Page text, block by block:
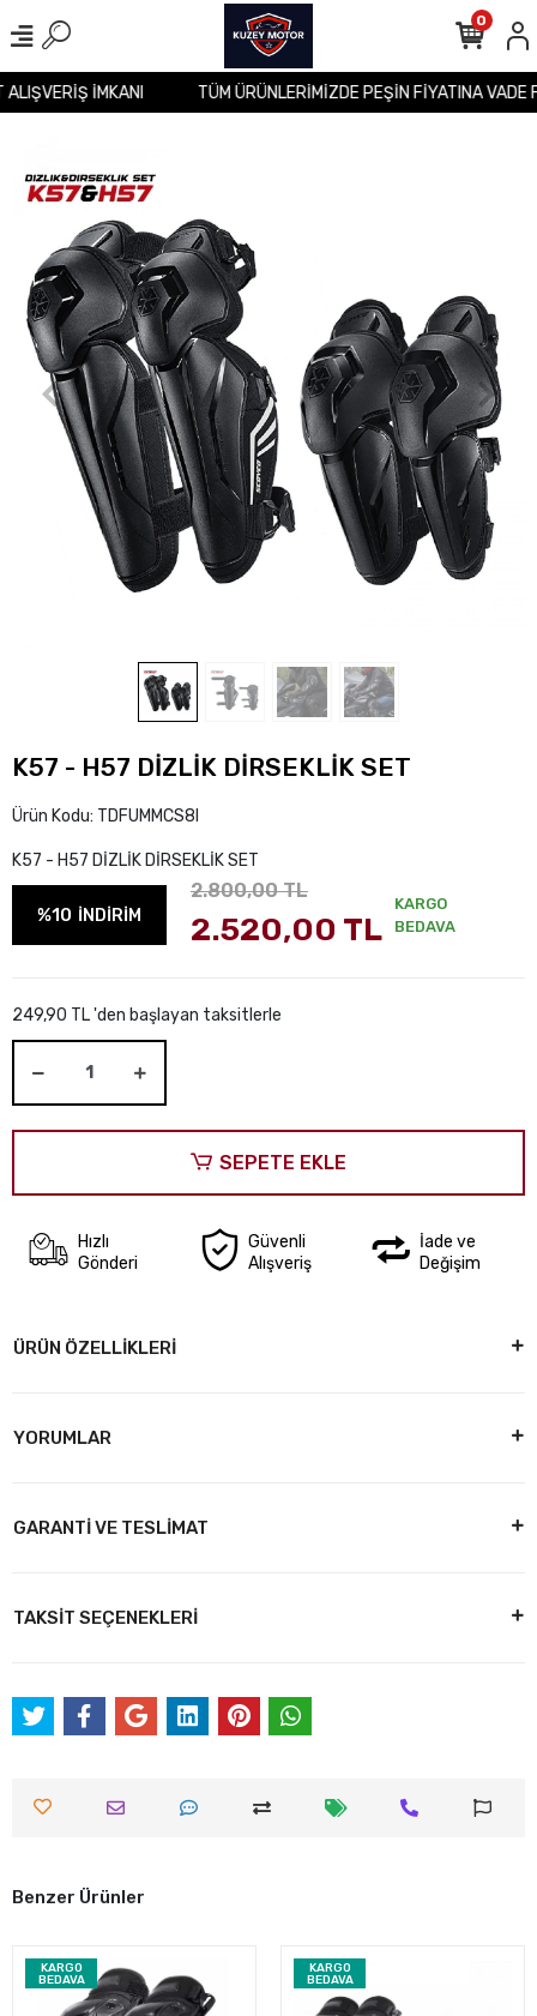
ALIŞVERİŞ İMKANI TÜM ÜRÜNLERİMİZDE PEŞİN FİYATINA
0
K57 - H57 DİZLİK DİRSEKLİK SET
Ürün Kodu: TDFUMMCS8I
K57 - H57 DİZLİK DİRSEKLİK SET
%10 İNDİRİM
2.800,00 TL
2.520,00 TL
KARGO
BEDAVA
249,90 TL 'den başlayan taksitlerle
SEPETE EKLE
Hızlı
Gönderi
Güvenli
Alışveriş
İade ve
Değişim
ÜRÜN ÖZELLİKLERİ
YORUMLAR
GARANTİ VE TESLİMAT
TAKSİT SEÇENEKLERİ
Benzer Ürünler
KARGO
BEDAVA
KARGO
BEDAVA